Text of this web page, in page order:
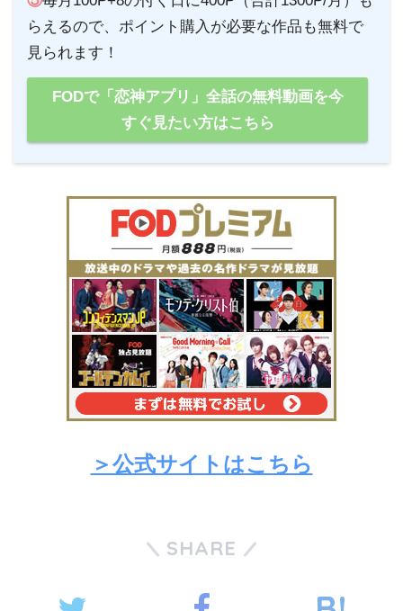
らえるので、ポイント購入が必要な作品も無料で
見られます！
FODで「恋神アプリ」全話の無料動画を今
すぐ見たい方はこちら
＞公式サイトはこちら
SHARE